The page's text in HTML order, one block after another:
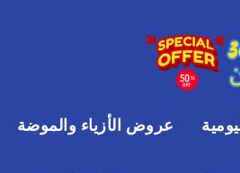
عروض الأزياء والموضة